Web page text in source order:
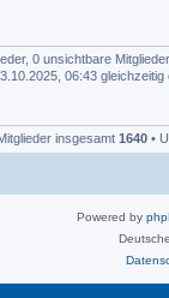
0 unsichtbare
06:43 gleichzeitig
insgesamt 1640 •
Powered by